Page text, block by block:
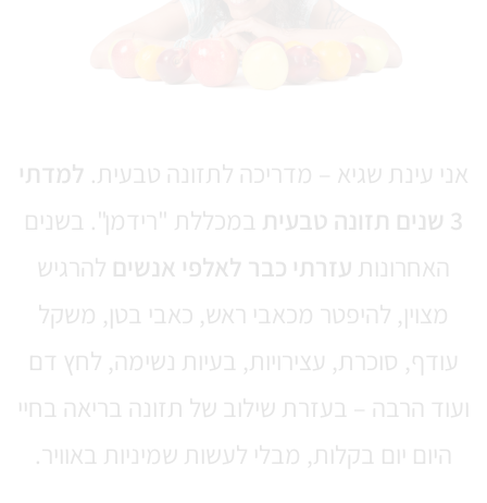
אני עינת שגיא – מדריכה לתזונה טבעית. למדתי
3 שנים תזונה טבעית
במכללת "רידמן". בשנים
האחרונות עזרתי כבר לאלפי אנשים להרגיש
מצוין, להיפטר מכאבי ראש, כאבי בטן, משקל
עודף, סוכרת, עצירויות, בעיות נשימה, לחץ דם
ועוד הרבה – בעזרת שילוב של תזונה בריאה בחיי
היום יום בקלות, מבלי לעשות שמיניות באוויר.